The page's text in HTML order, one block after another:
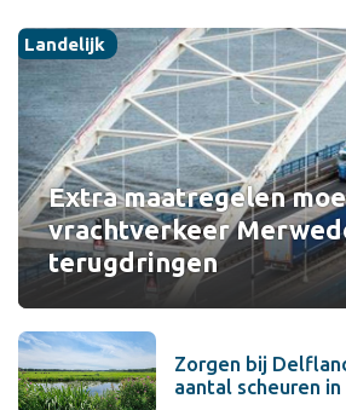
Extra maatregelen
vrachtverkeer
terugdringen
Landelijk
Zorgen bij
aantal scheuren